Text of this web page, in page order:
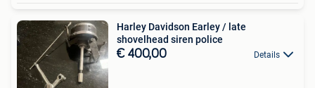
Harley Davidson Earley / late
shovelhead siren police
€ 400,00 Details